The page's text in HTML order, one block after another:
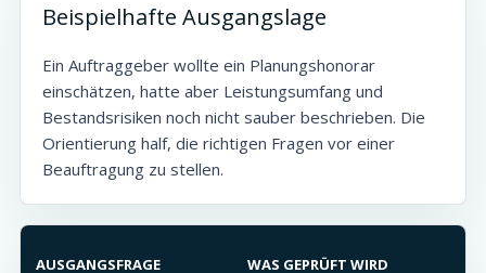
Beispielhafte Ausgangslage
Ein Auftraggeber wollte ein Planungshonorar
einschätzen, hatte aber Leistungsumfang und
Bestandsrisiken noch nicht sauber beschrieben. Die
Orientierung half, die richtigen Fragen vor einer
Beauftragung zu stellen.
AUSGANGSFRAGE WAS GEPRÜFT WIRD